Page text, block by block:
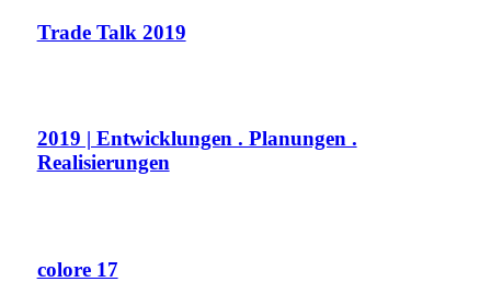
Trade Talk 2019
2019 | Entwicklungen . Planungen .
Realisierungen
colore 17